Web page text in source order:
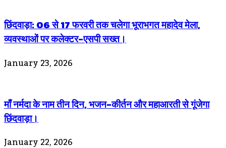
छिंदवाड़ा: 06 से 17 फरवरी तक चलेगा भूराभगत महादेव मेला,
व्यवस्थाओं पर कलेक्टर-एसपी सख्त।
January 23, 2026
माँ नर्मदा के नाम तीन दिन, भजन-कीर्तन और महाआरती से गूंजेगा
छिंदवाड़ा।
January 22, 2026